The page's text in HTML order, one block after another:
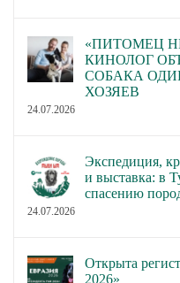
«ПИТОМЕЦ
КИНОЛОГ
СОБАКА
ХОЗЯЕВ
24.07.2026
Экспедиция,
и выставка: в
спасению
24.07.2026
Открыта
2026»